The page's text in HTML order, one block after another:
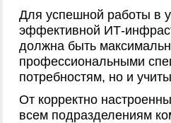
Для успешной работы в
эффективной ИТ-
должна быть
профессиональными
потребностям, но и
От корректно
всем подразделениям